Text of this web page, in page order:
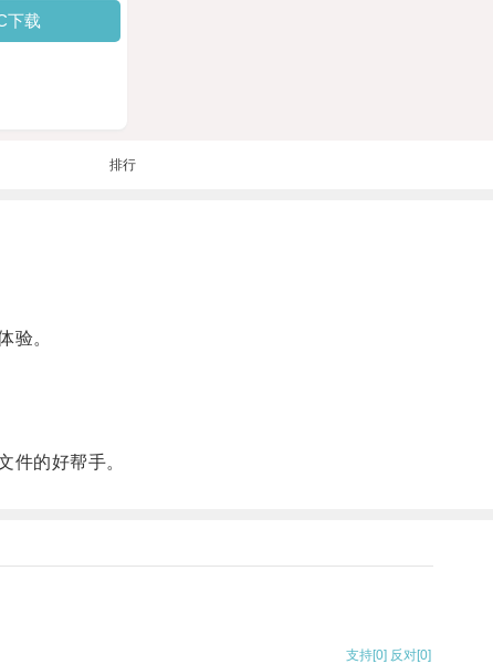
下载
排行
验。
的好帮手。
支持[0] 反对[0]